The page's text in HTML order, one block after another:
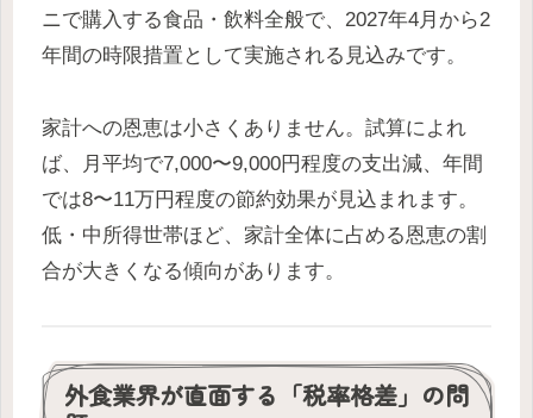
ニで購入する食品・飲料全般で、2027年4月から2
年間の時限措置として実施される見込みです。
家計への恩恵は小さくありません。試算によれ
ば、月平均で7,000〜9,000円程度の支出減、年間
では8〜11万円程度の節約効果が見込まれます。
低・中所得世帯ほど、家計全体に占める恩恵の割
合が大きくなる傾向があります。
外食業界が直面する「税率格差」の問